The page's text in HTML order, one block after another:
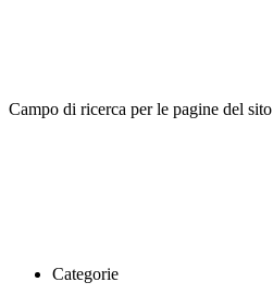
Campo di ricerca per le pagine del sito
Categorie